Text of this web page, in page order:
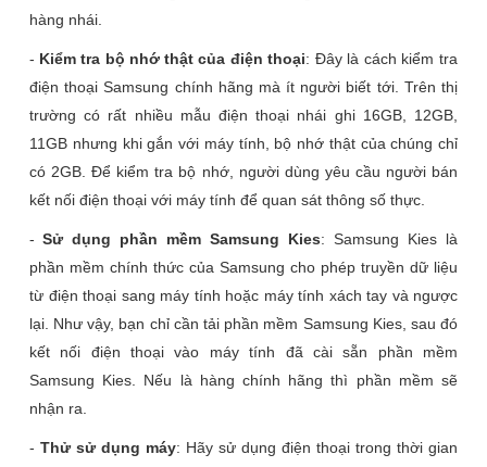
hàng nhái.
- Kiểm tra bộ nhớ thật của điện thoại: Đây là cách kiểm tra
điện thoại Samsung chính hãng mà ít người biết tới. Trên thị
trường có rất nhiều mẫu điện thoại nhái ghi 16GB, 12GB,
11GB nhưng khi gắn với máy tính, bộ nhớ thật của chúng chỉ
có 2GB. Để kiểm tra bộ nhớ, người dùng yêu cầu người bán
kết nối điện thoại với máy tính để quan sát thông số thực.
- Sử dụng phần mềm Samsung Kies: Samsung Kies là
phần mềm chính thức của Samsung cho phép truyền dữ liệu
từ điện thoại sang máy tính hoặc máy tính xách tay và ngược
lại. Như vậy, bạn chỉ cần tải phần mềm Samsung Kies, sau đó
kết nối điện thoại vào máy tính đã cài sẵn phần mềm
Samsung Kies. Nếu là hàng chính hãng thì phần mềm sẽ
nhận ra.
- Thử sử dụng máy: Hãy sử dụng điện thoại trong thời gian